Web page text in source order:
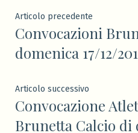
Navigazione
articoli
Articolo precedente
Convocazioni
domenica 17/12/
Articolo successivo
successivo:
Convocazione
Brunetta Calcio di